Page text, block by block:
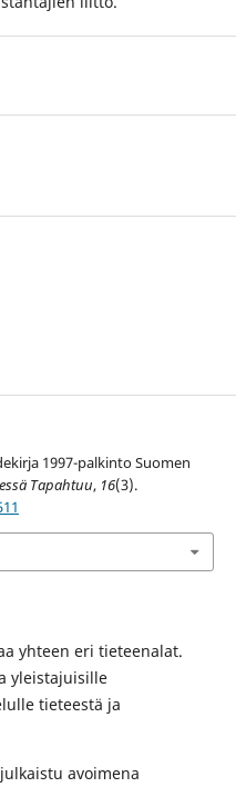
1997-palkinto Suomen
Tapahtuu, 16(3).
yhteen eri tieteenalat.
yleistajuisille
tieteestä ja
avoimena